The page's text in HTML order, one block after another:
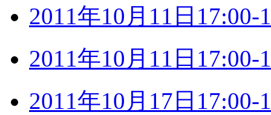
2011年10月11日
2011年10月11日
2011年10月17日